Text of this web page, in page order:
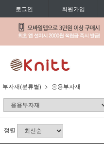
로그인 회원가입
부자재(분류별) 응용부자재
정렬